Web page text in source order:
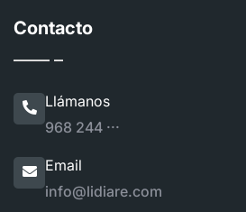
Contacto
Llámanos
968 244 ···
Email
info@lidiare.com